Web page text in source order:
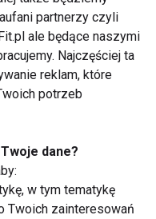
500g) i
tłuszczu i podawać
piec na grillu
czy specjalnych
w ciągu dnia.
niegazowanych i
partnerzy czyli
ale będące naszymi
Najczęściej ta
reklam, które
potrzeb
dane?
w tym tematykę
Twoich zainteresowań